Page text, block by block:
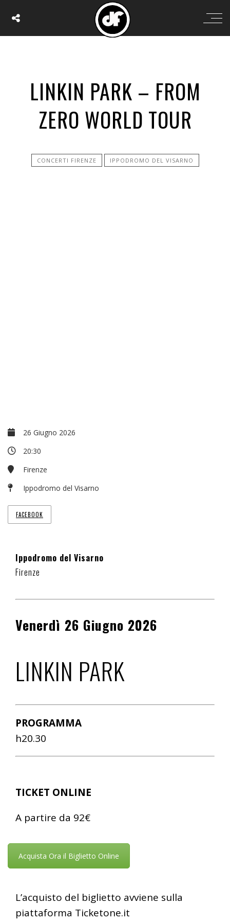
LINKIN PARK – FROM
ZERO WORLD TOUR
CONCERTI FIRENZE IPPODROMO DEL VISARNO
26 Giugno 2026
20:30
Firenze
Ippodromo del Visarno
FACEBOOK
Ippodromo del Visarno
Firenze
Venerdì 26 Giugno 2026
LINKIN PARK
PROGRAMMA
h20.30
TICKET ONLINE
A partire da 92€
Acquista Ora il Biglietto Online
L’acquisto del biglietto avviene sulla
piattaforma Ticketone.it